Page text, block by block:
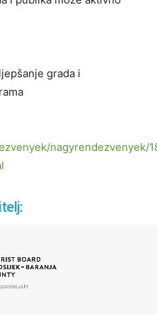
grada i
nagyrendezvenyek/